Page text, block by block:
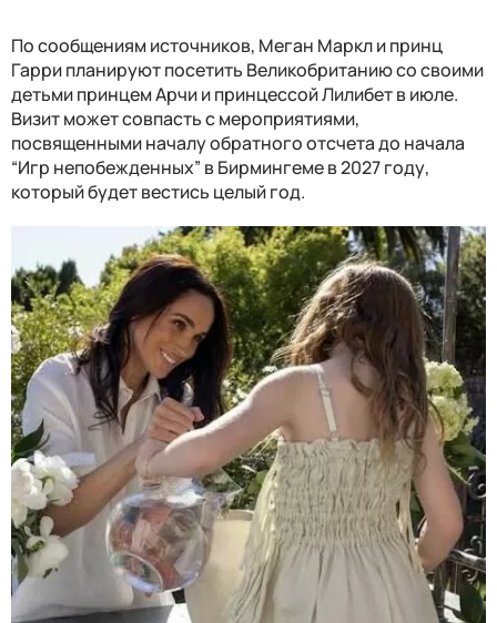
По сообщениям источников, Меган Маркл и принц
Гарри планируют посетить Великобританию со своими
детьми принцем Арчи и принцессой Лилибет в июле.
Визит может совпасть с мероприятиями,
посвященными началу обратного отсчета до начала
“Игр непобежденных” в Бирмингеме в 2027 году,
который будет вестись целый год.